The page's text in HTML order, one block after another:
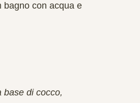
bagno con acqua e
base di cocco,